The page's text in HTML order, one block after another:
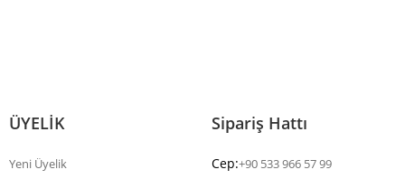
ÜYELİK
Yeni Üyelik
Sipariş Hattı
Cep:+90 533 966 57 99